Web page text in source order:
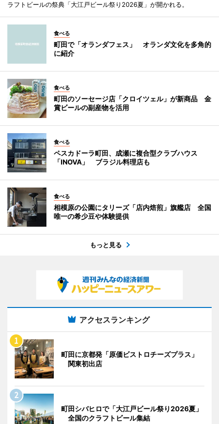
ラフトビールの祭典「大江戸ビール祭り2026夏」が開かれる。
食べる
町田で「オランダフェス」 オランダ文化を多角的
に紹介
食べる
町田のソーセージ店「クロイツェル」が新商品 金
賞ビールの副産物を活用
食べる
ペスカドーラ町田、成瀬に複合型クラブハウス
「INOVA」 ブラジル料理店も
食べる
相模原の公園にタリーズ「店内焙煎」旗艦店 全国
唯一の希少豆や体験提供
もっと見る
アクセスランキング
町田に京都発「原価ビストロチーズプラス」
関東初出店
町田シバヒロで「大江戸ビール祭り2026夏」
全国のクラフトビール集結